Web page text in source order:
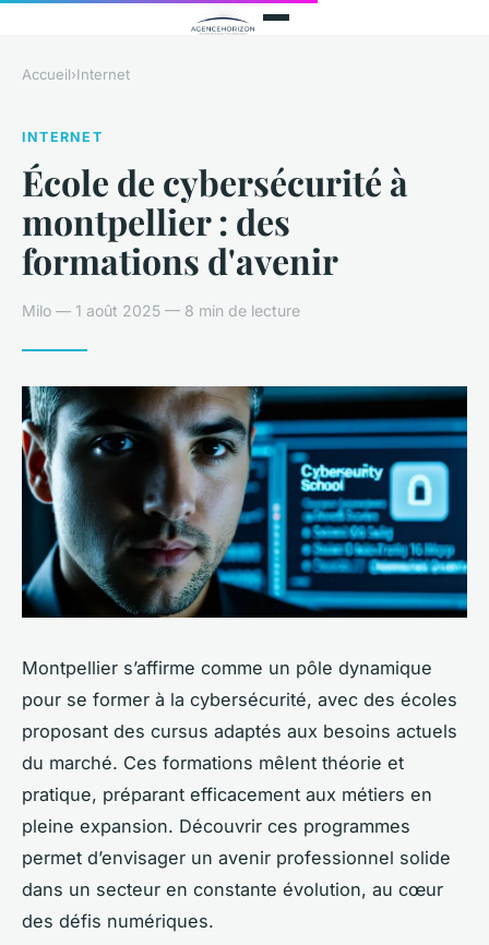
Accueil›Internet
INTERNET
École de cybersécurité à
montpellier : des
formations d'avenir
Milo — 1 août 2025 — 8 min de lecture
Montpellier s’affirme comme un pôle dynamique
pour se former à la cybersécurité, avec des écoles
proposant des cursus adaptés aux besoins actuels
du marché. Ces formations mêlent théorie et
pratique, préparant efficacement aux métiers en
pleine expansion. Découvrir ces programmes
permet d’envisager un avenir professionnel solide
dans un secteur en constante évolution, au cœur
des défis numériques.